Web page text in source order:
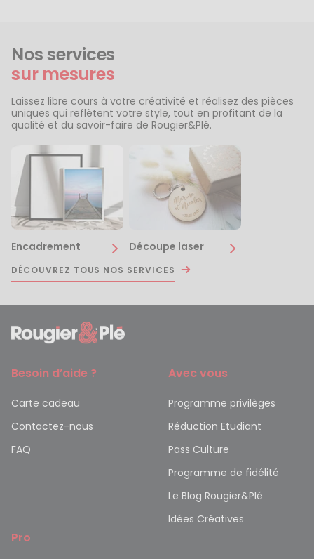
Nos services
sur mesures
Laissez libre cours à votre créativité et réalisez des pièces
uniques qui reflètent votre style, tout en profitant de la
qualité et du savoir-faire de Rougier&Plé.
Encadrement Découpe laser
DÉCOUVREZ TOUS NOS SERVICES
Besoin d’aide ?
Carte cadeau
Contactez-nous
FAQ
Avec vous
Programme privilèges
Réduction Etudiant
Pass Culture
Programme de fidélité
Le Blog Rougier&Plé
Idées Créatives
Pro